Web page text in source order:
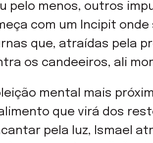
pelo menos, outros
com um Incipit
que, atraídas pela
os candeeiros, ali
mental mais
que virá dos
pela luz, Ismael